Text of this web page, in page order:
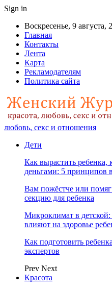
Sign in
Воскресенье, 9 августа,
Главная
Контакты
Лента
Карта
Рекламодателям
Политика сайта
любовь, секс и отношения
Дети
Как вырастить ребенка,
деньгами: 5 принципов
Вам пожёстче или
секцию для ребенка
Микроклимат в
влияют на здоровье
Как подготовить
экспертов
Prev Next
Красота